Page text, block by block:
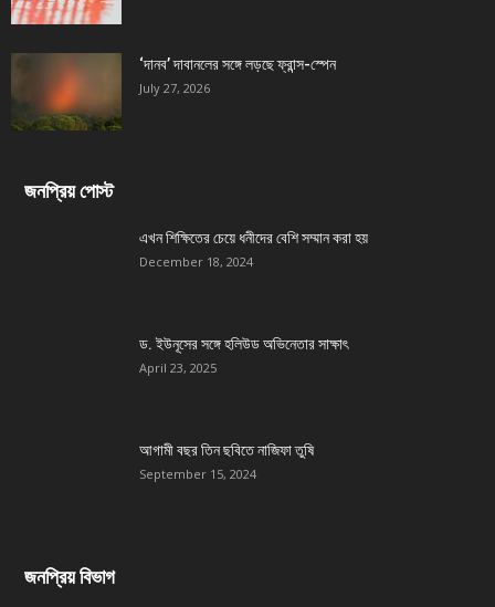
‘দানব’ দাবানলের সঙ্গে লড়ছে ফ্রান্স-স্পেন
July 27, 2026
জনপ্রিয় পোস্ট
এখন শিক্ষিতের চেয়ে ধনীদের বেশি সম্মান করা হয়
December 18, 2024
ড. ইউনূসের সঙ্গে হলিউড অভিনেতার সাক্ষাৎ
April 23, 2025
আগামী বছর তিন ছবিতে নাজিফা তুষি
September 15, 2024
জনপ্রিয় বিভাগ